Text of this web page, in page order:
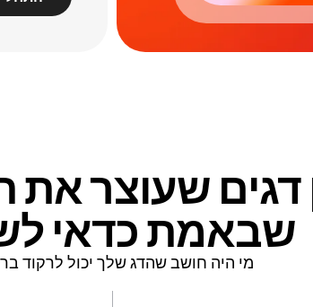
דגים שעוצר את
שבאמת כדאי
מי היה חושב שהדג שלך יכול לרקוד